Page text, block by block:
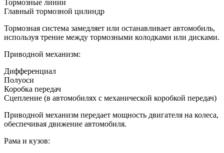
Тормозные линии
Главный тормозной цилиндр
Тормозная система замедляет или останавливает автомобиль,
используя трение между тормозными колодками или дисками.
Приводной механизм:
Дифференциал
Полуоси
Коробка передач
Сцепление (в автомобилях с механической коробкой передач)
Приводной механизм передает мощность двигателя на колеса,
обеспечивая движение автомобиля.
Рама и кузов: